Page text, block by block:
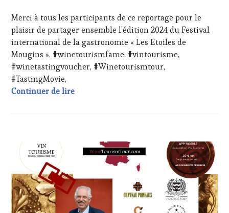
VOUCHER,
WINE
TOURISM
FAME,
WINE
TOURISM
TOUR,
WINETASTINGVOUCHER.COM
Merci à tous les participants de ce reportage pour le
plaisir de partager ensemble l’édition 2024 du Festival
international de la gastronomie « Les Etoiles de
Mougins ». #winetourismfame, #vintourisme,
#winetastingvoucher, #Winetourismtour,
#TastingMovie,
Continuer de lireLe festival international de la
CHALLENGE
HORS
ZONE
DE
CONFORT,
CLUB
: